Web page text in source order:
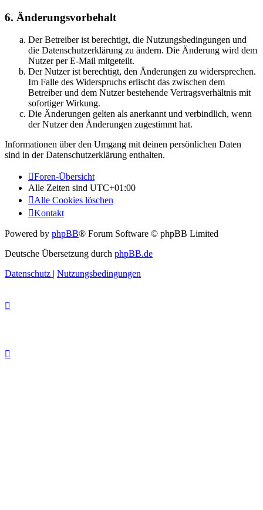
6. Änderungsvorbehalt
Der Betreiber ist berechtigt, die Nutzungsbedingungen und
die Datenschutzerklärung zu ändern. Die Änderung wird dem
Nutzer per E-Mail mitgeteilt.
Der Nutzer ist berechtigt, den Änderungen zu widersprechen.
Im Falle des Widerspruchs erlischt das zwischen dem
Betreiber und dem Nutzer bestehende Vertragsverhältnis mit
sofortiger Wirkung.
Die Änderungen gelten als anerkannt und verbindlich, wenn
der Nutzer den Änderungen zugestimmt hat.
Informationen über den Umgang mit deinen persönlichen Daten
sind in der Datenschutzerklärung enthalten.
Foren-Übersicht
Alle Zeiten sind UTC+01:00
Alle Cookies löschen
Kontakt
Powered by phpBB® Forum Software © phpBB Limited
Deutsche Übersetzung durch phpBB.de
Datenschutz | Nutzungsbedingungen